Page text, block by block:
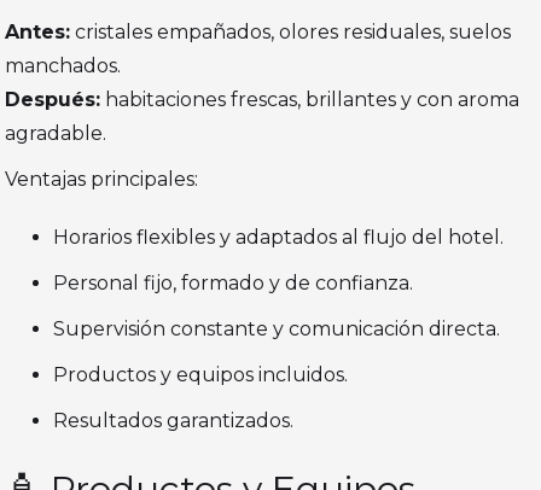
Antes: cristales empañados, olores residuales, suelos
manchados.
Después: habitaciones frescas, brillantes y con aroma
agradable.
Ventajas principales:
Horarios flexibles y adaptados al flujo del hotel.
Personal fijo, formado y de confianza.
Supervisión constante y comunicación directa.
Productos y equipos incluidos.
Resultados garantizados.